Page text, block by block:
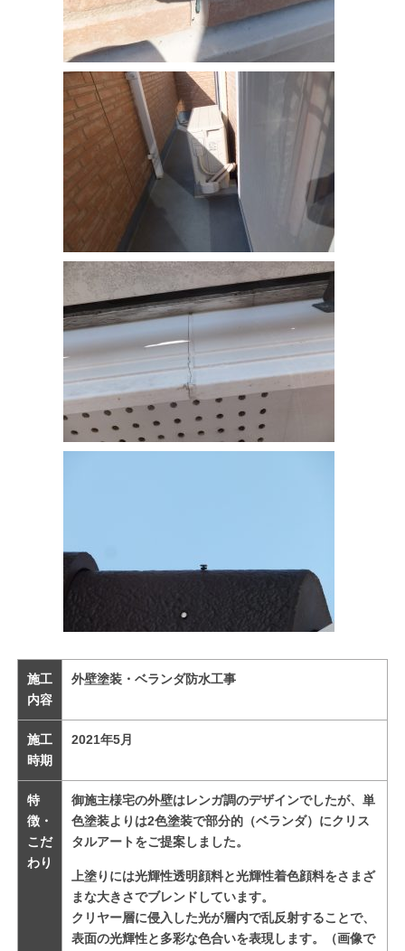
施工
内容
外壁塗装・ベランダ防水工事
施工
時期
2021年5月
特
徴・
こだ
わり
御施主様宅の外壁はレンガ調のデザインでしたが、単
色塗装よりは2色塗装で部分的（ベランダ）にクリス
タルアートをご提案しました。
上塗りには光輝性透明顔料と光輝性着色顔料をさまざ
まな大きさでブレンドしています。
クリヤー層に侵入した光が層内で乱反射することで、
表面の光輝性と多彩な色合いを表現します。（画像で